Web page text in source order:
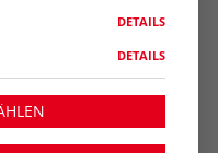
DETAILS
DETAILS